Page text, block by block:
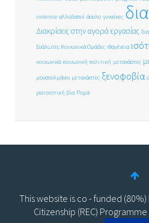
violence αλλοδαποί άσυλο γυναίκες
Διακρίσεις στην αγορά εργασίας
Ευάλωτες Κοινωνικά Ομάδες ιθαγένεια
κοινωνικά κοινωνική πολιτική μετανάστες
μουσουλμάνοι μετανάστες ξενοφοβία
ρατσιστική βία Ρομά
This website is co - funded
Citizenship (REC)